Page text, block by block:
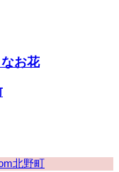
お花
北野町